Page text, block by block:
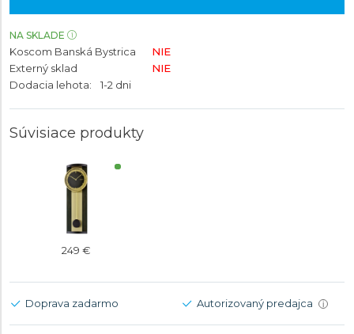
NA SKLADE
Koscom Banská Bystrica
NIE
Externý sklad
NIE
Dodacia lehota:
1-2 dni
Súvisiace produkty
249 €
Doprava zadarmo Autorizovaný predajca i